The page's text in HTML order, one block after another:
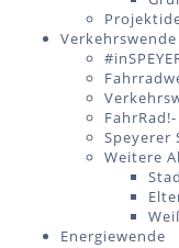
Verkehrswende
Speyerer
Weitere
Energiewende